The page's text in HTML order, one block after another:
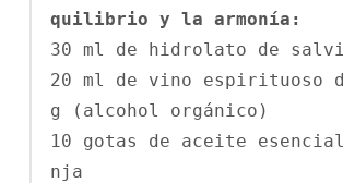
quilibrio y la armonía:
30 ml de hidrolato de
20 ml de vino espirituoso
g (alcohol orgánico)
10 gotas de aceite
nja